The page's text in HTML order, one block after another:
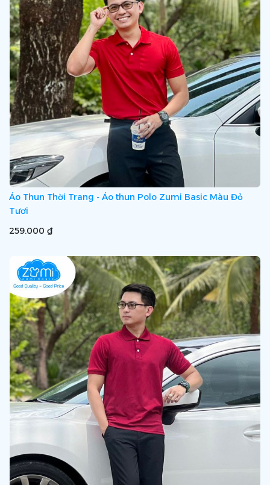
Áo Thun Thời Trang - Áo thun Polo Zumi Basic Màu Đỏ
Tươi
259.000 ₫